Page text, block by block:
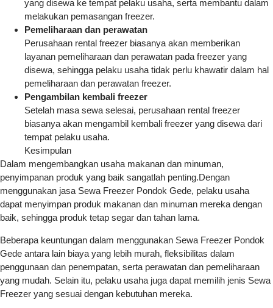
yang disewa ke tempat pelaku usaha, serta membantu dalam
melakukan pemasangan freezer.
Pemeliharaan dan perawatan
Perusahaan rental freezer biasanya akan memberikan
layanan pemeliharaan dan perawatan pada freezer yang
disewa, sehingga pelaku usaha tidak perlu khawatir dalam hal
pemeliharaan dan perawatan freezer.
Pengambilan kembali freezer
Setelah masa sewa selesai, perusahaan rental freezer
biasanya akan mengambil kembali freezer yang disewa dari
tempat pelaku usaha.
Kesimpulan
Dalam mengembangkan usaha makanan dan minuman,
penyimpanan produk yang baik sangatlah penting.Dengan
menggunakan jasa Sewa Freezer Pondok Gede, pelaku usaha
dapat menyimpan produk makanan dan minuman mereka dengan
baik, sehingga produk tetap segar dan tahan lama.
Beberapa keuntungan dalam menggunakan Sewa Freezer Pondok
Gede antara lain biaya yang lebih murah, fleksibilitas dalam
penggunaan dan penempatan, serta perawatan dan pemeliharaan
yang mudah. Selain itu, pelaku usaha juga dapat memilih jenis Sewa
Freezer yang sesuai dengan kebutuhan mereka.